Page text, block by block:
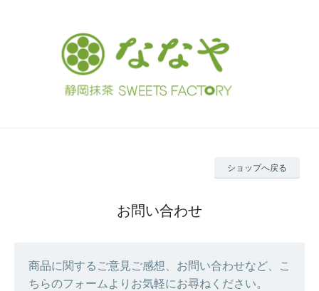
ショップへ戻る
お問い合わせ
商品に関するご意見ご感想、お問い合わせなど、こ
ちらのフォームよりお気軽にお尋ねください。